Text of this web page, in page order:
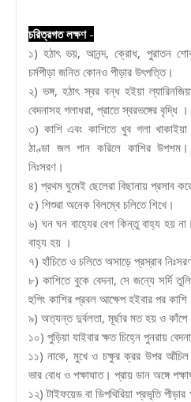
চরিত্রগত লক্ষণ -
১) হঠাৎ ভয়, আনন্দ, ক্রোধ, পুরাতন
চর্মপীড়া জনিত কোনও পীড়ার উৎপত্তি।
২) ভঙ্গ, হঠাৎ স্বর বন্ধ হইয়া
বেদনাসহ গলাধরা, প্রাতে স্বরভঙ্গের বৃদ্ধি ।
৩) কাশি এবং কাশিতে খুব গলা
ঠাণ্ডা জল পান করিলে কাশির উপশম।
নিঃসরণ।
৪) প্রথম ঘুমেই ছেলেরা বিছানায় প্রসাব
৫) শিশুরা অনেক বিলম্বে চলিতে শিখে।
৬) ঘন ঘন বাহ্যের বেগ কিন্তু বাহ্য হয়
বাহ্য হয় ।
৭) হাঁচিতে ও চলিতে অসাড়ে প্রস্রাব
৮) কাশিতে বুকে বেদনা, সে জন্যে সর্দি
হুপিং কাশির প্রবল আক্ষেপ হইবার পর
৯) অত্যন্ত দুর্বলতা, মূর্ছার মত হয় ও
১০) পুড়িয়া যাইবার ক্ষত চিহ্নে পুনরায়
১১) নাকে, মুখে ও চক্ষুর ক্রর উপর
ভার বোধ ও পক্ষাঘাত। প্রায় ডান অঙ্গে
১২) টাইফয়েড বা ডিপথিরিয়া প্রভৃতি